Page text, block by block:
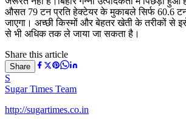
औसत 79 टन प्रति हेक्टेयर के मुकाबले सिर्फ 60.6
जाएगा। अच्छी किस्मों और बेहतर खेती के तरीकों से
से भी अधिक तक ले जाया जा सकता है।
Share this article
Share
S
Sugar Times Team
http://sugartimes.co.in